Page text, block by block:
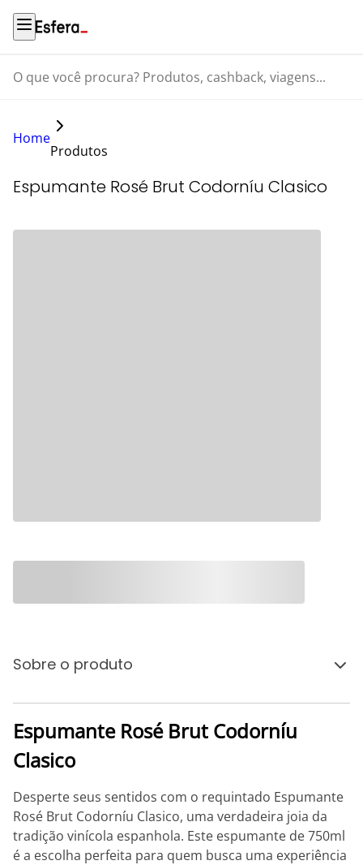
O que você procura? Produtos, cashback, viagens...
Home
Produtos
Espumante Rosé Brut Codorníu Clasico
Sobre o produto
Espumante Rosé Brut Codorníu
Clasico
Desperte seus sentidos com o requintado Espumante
Rosé Brut Codorníu Clasico, uma verdadeira joia da
tradição vinícola espanhola. Este espumante de 750ml
é a escolha perfeita para quem busca uma experiência